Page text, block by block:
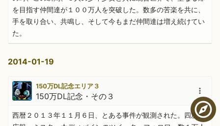
を目指す仲間達が１００万人を突破した。数多の苦楽を共に、
手を取り合い、共鳴し、そして今もまだ仲間達は増え続けてい
た。
2014-01-19
150万DL記念エリア３
150万DL記念・その３
西暦２０１３年１１月６日、とある事件が観測された。四次元